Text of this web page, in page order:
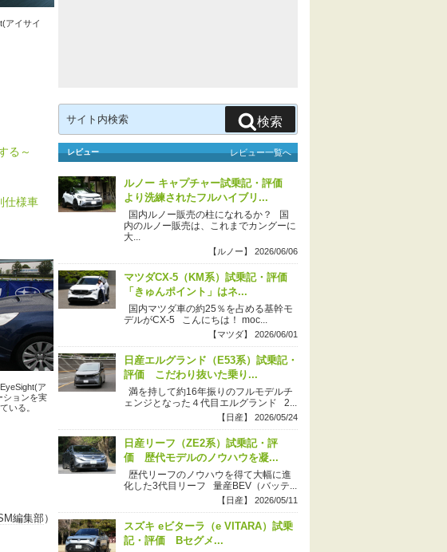
アイサイ
る～
仕様車
ア
ションを実
いる。
編集部）
索:
検索
レビュー レビュー一覧へ
ルノー キャプチャー試乗記・評価
より洗練されたフルハイブリ...
国内ルノー販売の柱になれるか？ 国
内のルノー販売は、これまでカングーに
大...
【ルノー】 2026/06/06
マツダCX-5（KM系）試乗記・評価
「きゅんポイント」はネ...
国内マツダ車の約25％を占める基幹モ
デルがCX-5 こんにちは！ moc...
【マツダ】 2026/06/01
日産エルグランド（E53系）試乗記・
評価 こだわり抜いた乗り...
満を持して約16年振りのフルモデルチ
ェンジとなった４代目エルグランド 2...
【日産】 2026/05/24
日産リーフ（ZE2系）試乗記・評
価 歴代モデルのノウハウを凝...
歴代リーフのノウハウを得て大幅に進
化した3代目リーフ 量産BEV（バッテ...
【日産】 2026/05/11
スズキ eビターラ（e VITARA）試乗
記・評価 Bセグメ...